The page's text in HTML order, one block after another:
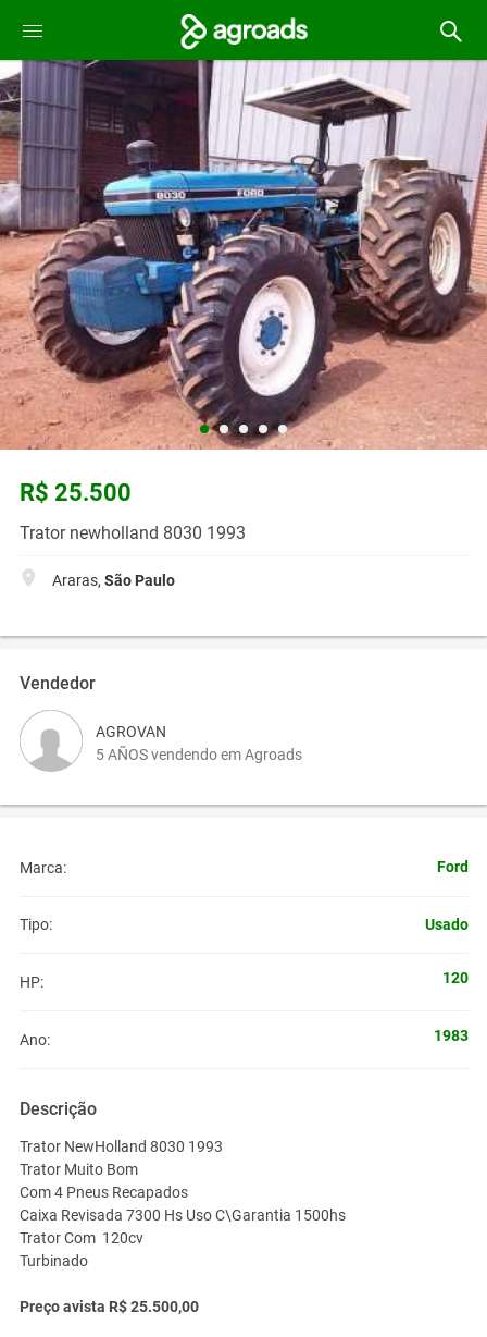
R$ 25.500
Trator newholland 8030 1993
Araras, São Paulo
Vendedor
AGROVAN
5 AÑOS vendendo em Agroads
Marca: Ford
Tipo: Usado
HP: 120
Ano: 1983
Descrição
Trator NewHolland 8030 1993
Trator Muito Bom
Com 4 Pneus Recapados
Caixa Revisada 7300 Hs Uso C\Garantia 1500hs
Trator Com 120cv
Turbinado
Preço avista R$ 25.500,00